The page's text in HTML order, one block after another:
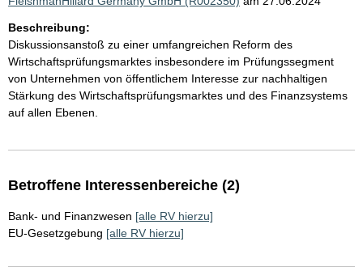
Beschreibung:
Diskussionsanstoß zu einer umfangreichen Reform des
Wirtschaftsprüfungsmarktes insbesondere im Prüfungssegment
von Unternehmen von öffentlichem Interesse zur nachhaltigen
Stärkung des Wirtschaftsprüfungsmarktes und des Finanzsystems
auf allen Ebenen.
Betroffene Interessenbereiche (2)
Bank- und Finanzwesen [alle RV hierzu]
EU-Gesetzgebung [alle RV hierzu]